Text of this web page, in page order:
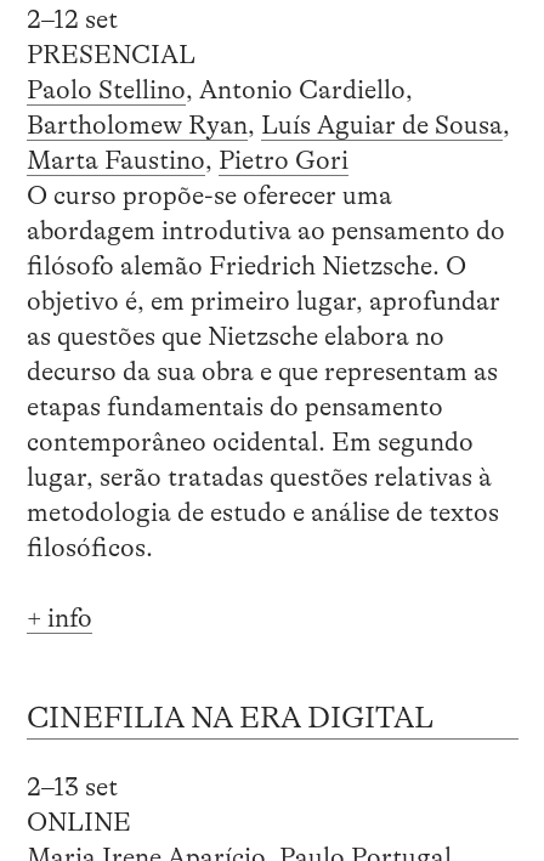
2–12 set
PRESENCIAL
Paolo Stellino, Antonio Cardiello,
Bartholomew Ryan, Luís Aguiar de Sousa,
Marta Faustino, Pietro Gori
O curso propõe-se oferecer uma
abordagem introdutiva ao pensamento do
filósofo alemão Friedrich Nietzsche. O
objetivo é, em primeiro lugar, aprofundar
as questões que Nietzsche elabora no
decurso da sua obra e que representam as
etapas fundamentais do pensamento
contemporâneo ocidental. Em segundo
lugar, serão tratadas questões relativas à
metodologia de estudo e análise de textos
filosóficos.
+ info
CINEFILIA NA ERA DIGITAL
2–13 set
ONLINE